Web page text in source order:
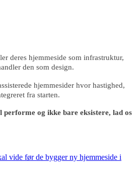
deres hjemmeside som infrastruktur,
den som design.
hjemmesider hvor hastighed,
fra starten.
performe og ikke bare eksistere, lad os
vide før de bygger ny hjemmeside i